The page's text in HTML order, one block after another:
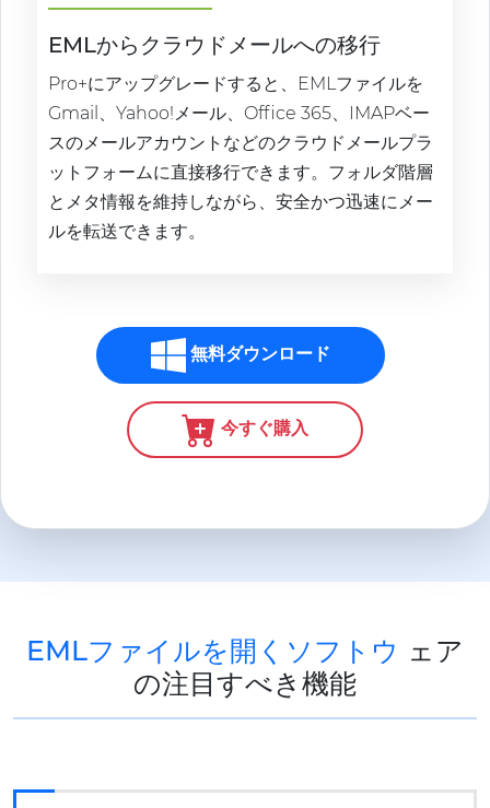
EMLからクラウドメールへの移行
Pro+にアップグレードすると、EMLファイルを
Gmail、Yahoo!メール、Office 365、IMAPベー
スのメールアカウントなどのクラウドメールプラ
ットフォームに直接移行できます。フォルダ階層
とメタ情報を維持しながら、安全かつ迅速にメー
ルを転送できます。
無料ダウンロード
今すぐ購入
EMLファイルを開くソフトウ ェア
の注目すべき機能